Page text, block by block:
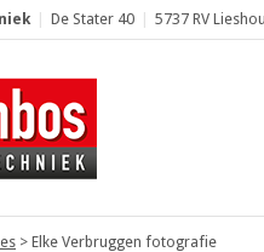
De Stater 40 5737 RV
> Elke Verbruggen fotografie